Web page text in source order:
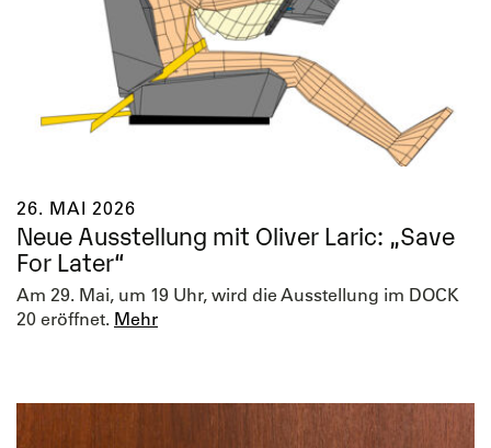
26. MAI 2026
Neue Ausstellung mit Oliver Laric: „Save
For Later“
Am 29. Mai, um 19 Uhr, wird die Ausstellung im DOCK
20 eröffnet. Mehr